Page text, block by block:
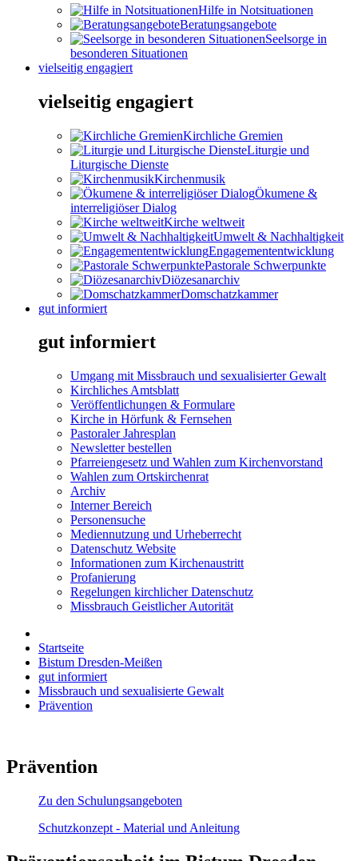
Hilfe in Notsituationen
Beratungsangebote
Seelsorge in
besonderen Situationen
vielseitig engagiert
vielseitig engagiert
Kirchliche Gremien
Liturgie und
Liturgische Dienste
Kirchenmusik
Ökumene &
interreligiöser Dialog
Kirche weltweit
Umwelt & Nachhaltigkeit
Engagemententwicklung
Pastorale Schwerpunkte
Diözesanarchiv
Domschatzkammer
gut informiert
gut informiert
Umgang mit Missbrauch und sexualisierter Gewalt
Kirchliches Amtsblatt
Veröffentlichungen & Formulare
Kirche in Hörfunk & Fernsehen
Pastoraler Jahresplan
Newsletter bestellen
Pfarreiengesetz und Wahlen zum Kirchenvorstand
Wahlen zum Ortskirchenrat
Archiv
Interner Bereich
Personensuche
Mediennutzung und Urheberrecht
Datenschutz Website
Informationen zum Kirchenaustritt
Profanierung
Regelungen kirchlicher Datenschutz
Missbrauch Geistlicher Autorität
Startseite
Bistum Dresden-Meißen
gut informiert
Missbrauch und sexualisierte Gewalt
Prävention
Prävention
Zu den Schulungsangeboten
Schutzkonzept - Material und Anleitung